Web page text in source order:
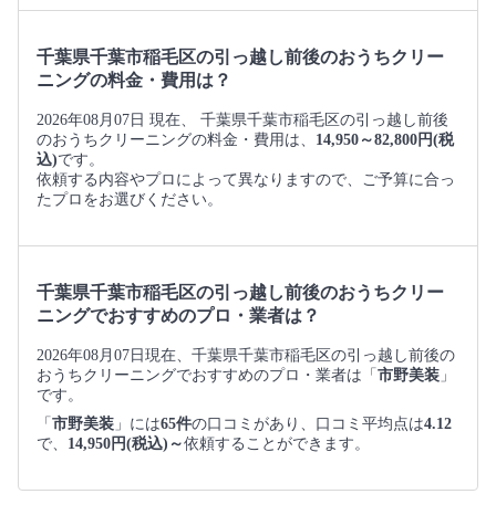
千葉県千葉市稲毛区の引っ越し前後のおうちクリー
ニングの料金・費用は？
2026年08月07日 現在、 千葉県千葉市稲毛区の引っ越し前後
のおうちクリーニングの料金・費用は、 14,950～82,800円(税
込)です。
依頼する内容やプロによって異なりますので、ご予算に合っ
たプロをお選びください。
千葉県千葉市稲毛区の引っ越し前後のおうちクリー
ニングでおすすめのプロ・業者は？
2026年08月07日現在、千葉県千葉市稲毛区の引っ越し前後の
おうちクリーニングでおすすめのプロ・業者は「市野美装 」
です。
「市野美装 」には65件の口コミがあり、口コミ平均点は4.12
で、 14,950円(税込)～依頼することができます。